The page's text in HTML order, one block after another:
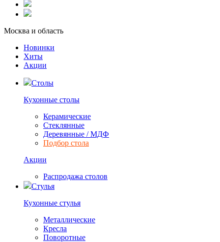
Москва и область
Новинки
Хиты
Акции
Столы
Кухонные столы
Керамические
Стеклянные
Деревянные / МДФ
Подбор стола
Акции
Распродажа столов
Стулья
Кухонные стулья
Металлические
Кресла
Поворотные